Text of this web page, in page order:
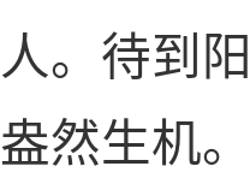
人。待到
盎然生机